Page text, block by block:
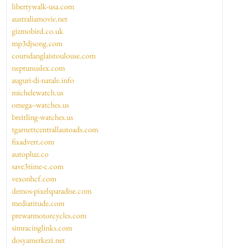
libertywalk-usa.com
australiamovie.net
gizmobird.co.uk
mp3djsong.com
coursdanglaistoulouse.com
neptunuslex.com
auguri-di-natale.info
michelewatch.us
omega--watches.us
breitling-watches.us
tgarnettcentrallautoads.com
fixadvert.com
autopluz.co
save3time-c.com
vexonhcf.com
demos-pixelsparadise.com
mediatitude.com
prewarmotorcycles.com
simracinglinks.com
dosyamerkezi.net